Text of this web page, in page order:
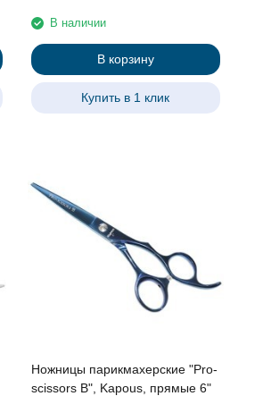
В наличии
В корзину
Купить в 1 клик
Ножницы парикмахерские "Pro-
scissors B", Kapous, прямые 6"